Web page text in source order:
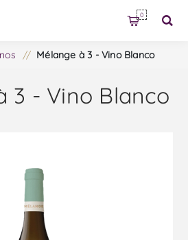
0
/ Mélange à 3 - Vino Blanco
3 - Vino Blanco